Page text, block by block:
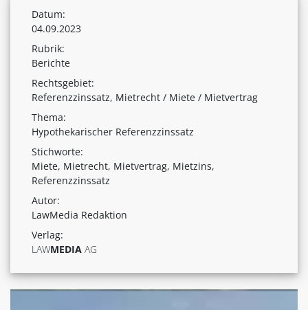
Datum:
04.09.2023
Rubrik:
Berichte
Rechtsgebiet:
Referenzzinssatz, Mietrecht / Miete / Mietvertrag
Thema:
Hypothekarischer Referenzzinssatz
Stichworte:
Miete, Mietrecht, Mietvertrag, Mietzins,
Referenzzinssatz
Autor:
LawMedia Redaktion
Verlag:
LAWMEDIA AG